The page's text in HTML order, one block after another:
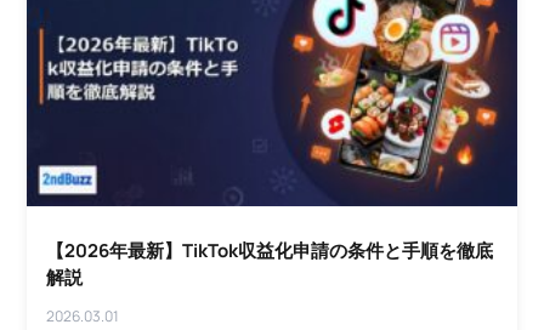
【2026年最新】TikTok収益化申請の条件と手順を徹底
解説
2026.03.01